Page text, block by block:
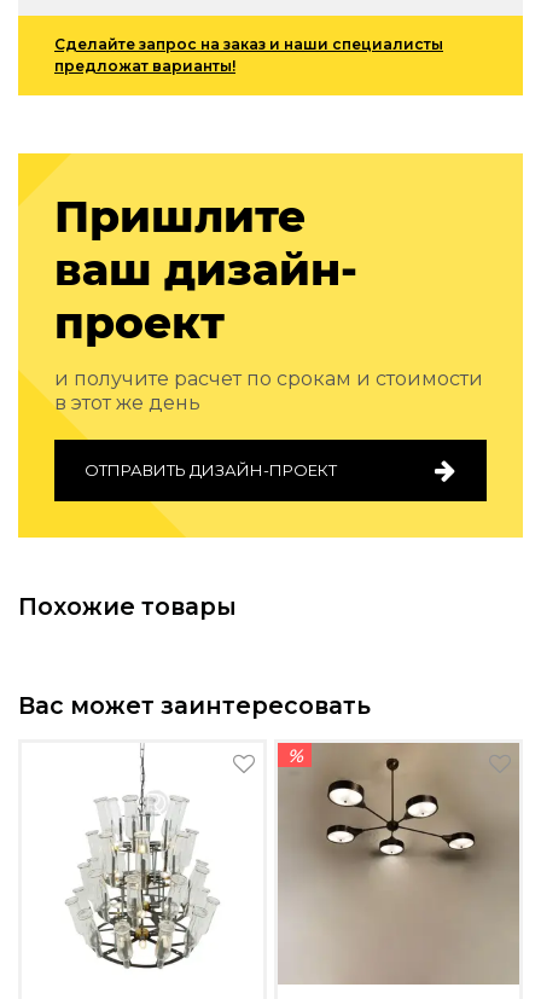
Реализованные проекты
Сделайте запрос на заказ и наши специалисты
предложат варианты!
Пришлите
ваш дизайн-
проект
и получите расчет по срокам и стоимости
в этот же день
ОТПРАВИТЬ ДИЗАЙН-ПРОЕКТ
Похожие товары
Вас может заинтересовать
%